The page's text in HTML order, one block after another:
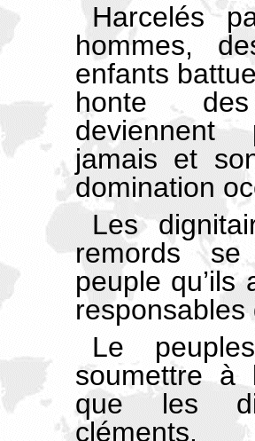
Harcelés
hommes,
enfants
honte
jamais et
domination
Les
remords
peuple qu’ils
Le
soumettre à
que les
cléments.